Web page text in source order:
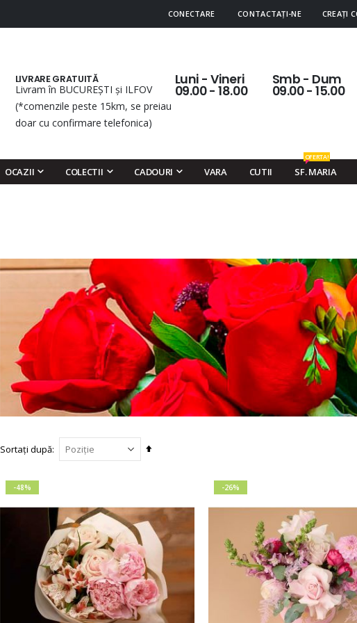
CONECTARE CONTACTAȚI-NE CREAȚI
LIVRARE GRATUITĂ
Livram în BUCUREȘTI și ILFOV
(*comenzile peste 15km, se preiau
doar cu confirmare telefonica)
Luni - Vineri
09.00 - 18.00
Smb - Dum
09.00 - 15.00
OCAZII COLECTII CADOURI VARA CUTII SF. MARIA
OFERTA!
Sortați după
Setați
-48% -26%